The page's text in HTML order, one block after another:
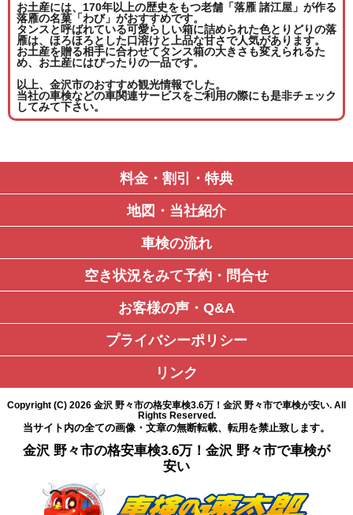
お土産には、170年以上の歴史をもつ老舗「落雁 諸江屋」が作る
落雁の名菓「わび」がおすすめです。
タンスと呼ばれている可愛らしい箱に詰められた色とりどりの落
雁は、ほろほろとした口溶けと上品な甘さで人気があります。
お土産を贈る相手に合わせてタンス箱の大きさも変えられるた
め、お土産にはぴったりの一品です。
以上、 金沢市のおすすめ観光情報でした。
当社の車検などの車関連サービスをご利用の際にも是非チェック
してみて下さい。
料金・割引・特典
地図・当社紹介
車検の流れ
空き状況をみて予約・問合せ
お客様の声・Q&A
プライバシーポリシー
リンク
Copyright (C) 2026 金沢 野々市の格安車検3.6万！金沢 野々市で車検が安い. All
Rights Reserved.
当サイト内の全ての画像・文章の無断転載、転用を禁止致します。
金沢 野々市の格安車検3.6万！金沢 野々市で車検が
安い